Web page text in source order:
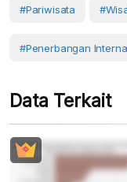
#Pariwisata
#penerbangan
Data Terkait